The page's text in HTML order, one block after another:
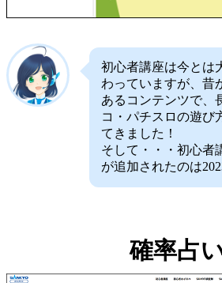
初心者講座は今とは
わっていますが、昔
あるコンテンツで、
コ・パチスロの遊び
てきました！
そして・・・初心者
が追加されたのは
確率占